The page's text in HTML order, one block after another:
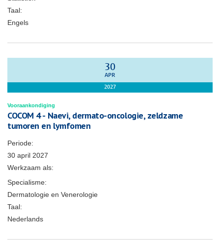
Taal:
Engels
30
APR
2027
Vooraankondiging
COCOM 4 - Naevi, dermato-oncologie, zeldzame
tumoren en lymfomen
Periode:
30 april 2027
Werkzaam als:
Specialisme:
Dermatologie en Venerologie
Taal:
Nederlands